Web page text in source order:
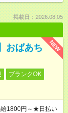
掲載日：2026.08.05
NEW
おばあち
ブランクOK
1800円～★日払い